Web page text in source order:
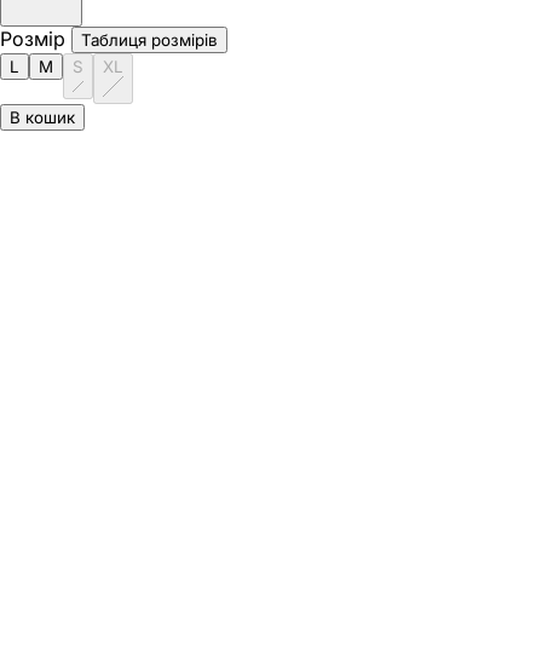
Розмір
Таблиця розмірів
L
M S XL
В кошик